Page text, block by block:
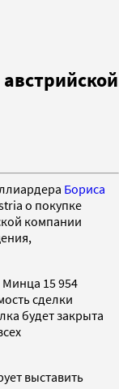
Бориса
о покупке
компании
15 954
сделки
будет закрыта
выставить